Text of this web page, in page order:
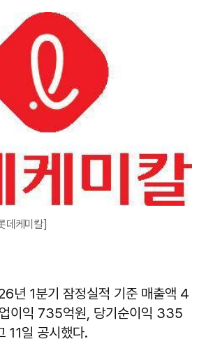
데케미칼]
년 1분기 잠정실적 기준 매출액 4
이익 735억원, 당기순이익 335
11일 공시했다.